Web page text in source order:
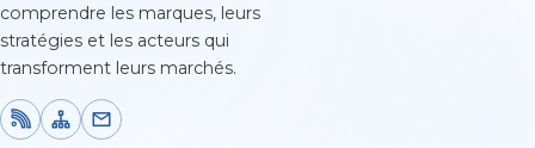
comprendre les marques, leurs
stratégies et les acteurs qui
transforment leurs marchés.